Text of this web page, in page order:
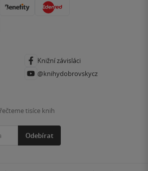
Knižní závisláci
@knihydobrovskycz
tisíce knih
Odebírat